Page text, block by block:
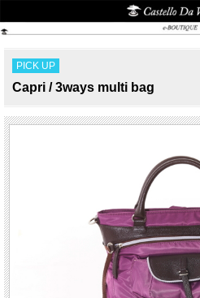
PICK UP
Capri / 3ways multi bag